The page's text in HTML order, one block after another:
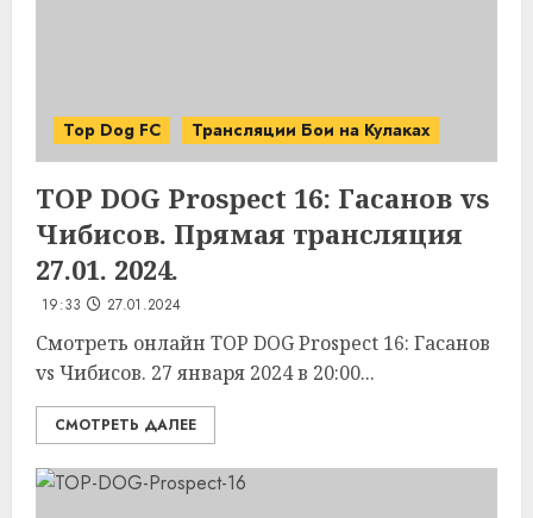
Top Dog FC Трансляции Бои на Кулаках
TOP DOG Prospect 16: Гасанов vs
Чибисов. Прямая трансляция
27.01. 2024.
19:33 27.01.2024
Смотреть онлайн TOP DOG Prospect 16: Гасанов
vs Чибисов. 27 января 2024 в 20:00...
СМОТРЕТЬ ДАЛЕЕ